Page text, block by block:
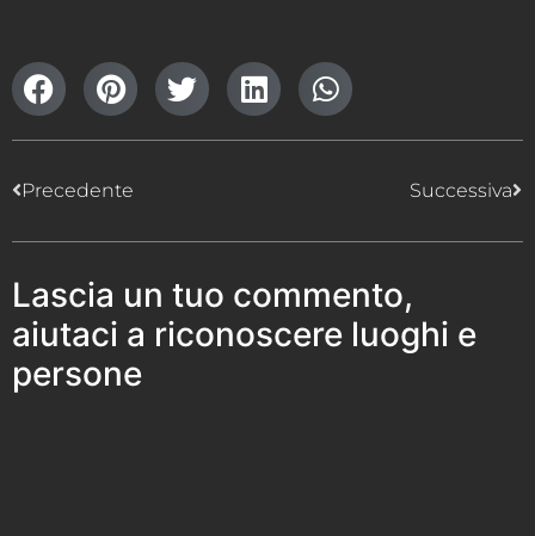
Precedente Successiva
Lascia un tuo commento,
aiutaci a riconoscere luoghi e
persone